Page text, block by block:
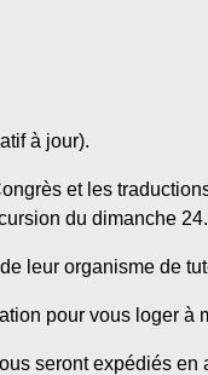
à jour).
et les
du dimanche 24.
leur organisme de
pour vous loger à
seront expédiés en